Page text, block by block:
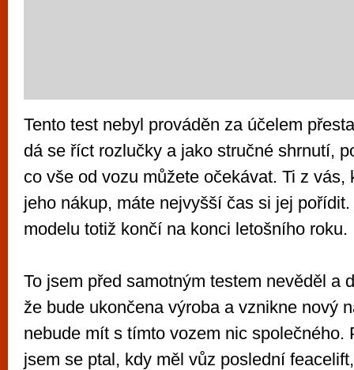
Tento test nebyl prováděn za účelem
dá se říct rozlučky a jako stručné shrnutí,
co vše od vozu můžete očekávat. Ti z vás,
jeho nákup, máte nejvyšší čas si jej
modelu totiž končí na konci letošního roku.
To jsem před samotným testem nevěděl a
že bude ukončena výroba a vznikne nový
nebude mít s tímto vozem nic společného.
jsem se ptal, kdy měl vůz poslední